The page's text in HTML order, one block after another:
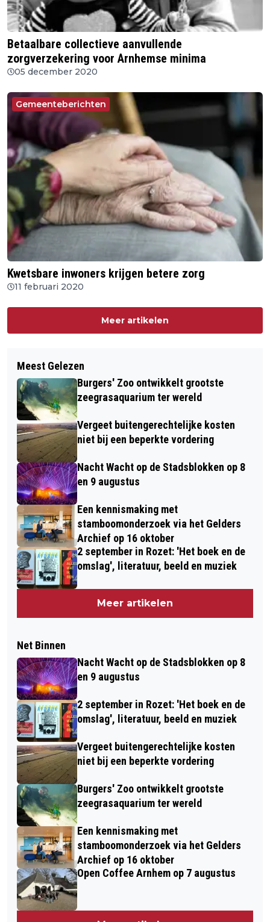
Betaalbare collectieve aanvullende
zorgverzekering voor Arnhemse minima
05 december 2020
Gemeenteberichten
Kwetsbare inwoners krijgen betere zorg
11 februari 2020
Meer artikelen
Meest Gelezen
Burgers' Zoo ontwikkelt grootste
zeegrasaquarium ter wereld
Vergeet buitengerechtelijke kosten
niet bij een beperkte vordering
Nacht Wacht op de Stadsblokken op 8
en 9 augustus
Een kennismaking met
stamboomonderzoek via het Gelders
Archief op 16 oktober
2 september in Rozet: 'Het boek en de
omslag', literatuur, beeld en muziek
Meer artikelen
Net Binnen
Nacht Wacht op de Stadsblokken op 8
en 9 augustus
2 september in Rozet: 'Het boek en de
omslag', literatuur, beeld en muziek
Vergeet buitengerechtelijke kosten
niet bij een beperkte vordering
Burgers' Zoo ontwikkelt grootste
zeegrasaquarium ter wereld
Een kennismaking met
stamboomonderzoek via het Gelders
Archief op 16 oktober
Open Coffee Arnhem op 7 augustus